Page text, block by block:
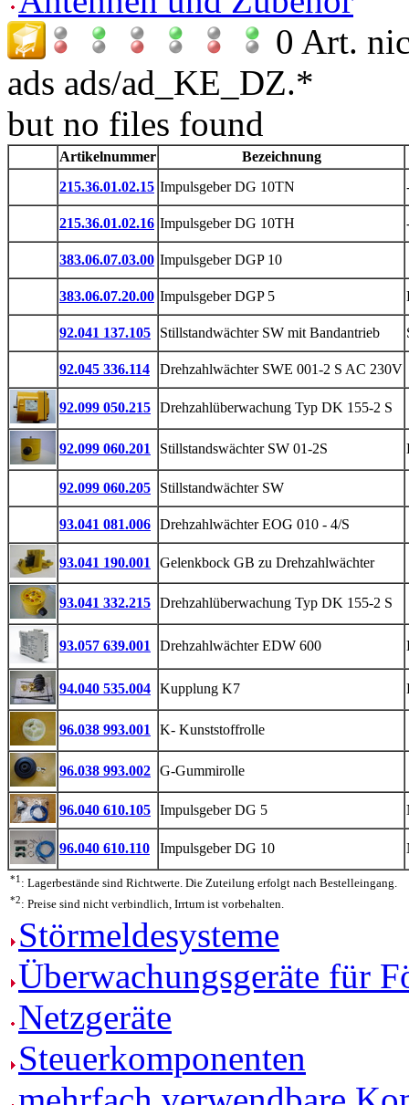
0 Art.
ads ads/ad_KE_DZ.*
but no files found
Artikelnummer
Bezeichnung
215.36.01.02.15 Impulsgeber DG 10TN
215.36.01.02.16 Impulsgeber DG 10TH
383.06.07.03.00 Impulsgeber DGP 10
383.06.07.20.00 Impulsgeber DGP 5
92.041 137.105 Stillstandwächter SW mit Bandantrieb
92.045 336.114 Drehzahlwächter SWE 001-2 S AC 230V
92.099 050.215 Drehzahlüberwachung Typ DK 155-2 S
92.099 060.201 Stillstandswächter SW 01-2S
92.099 060.205 Stillstandwächter SW
93.041 081.006 Drehzahlwächter EOG 010 - 4/S
93.041 190.001 Gelenkbock GB zu Drehzahlwächter
93.041 332.215 Drehzahlüberwachung Typ DK 155-2 S
93.057 639.001 Drehzahlwächter EDW 600
94.040 535.004 Kupplung K7
96.038 993.001 K- Kunststoffrolle
96.038 993.002 G-Gummirolle
96.040 610.105 Impulsgeber DG 5
96.040 610.110 Impulsgeber DG 10
*1 : Lagerbestände sind Richtwerte. Die Zuteilung erfolgt nach Bestelleingang.
*2: Preise sind nicht verbindlich, Irrtum ist vorbehalten.
Störmeldesysteme
Überwachungsgeräte für
Netzgeräte
Steuerkomponenten